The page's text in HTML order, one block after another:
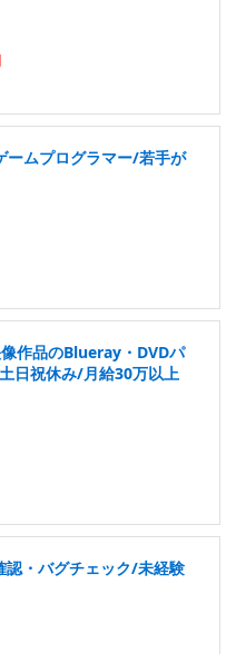
ムプログラマー/若手が
作品のBlueray・DVDパ
日祝休み/月給30万以上
・バグチェック/未経験